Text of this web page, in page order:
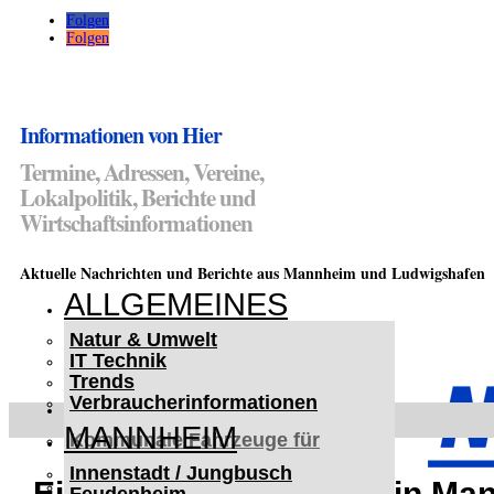
Folgen
Folgen
Informationen von Hier
Termine, Adressen, Vereine,
Lokalpolitik, Berichte und
Wirtschaftsinformationen
Aktuelle Nachrichten und Berichte aus Mannheim und Ludwigshafen
ALLGEMEINES
Natur & Umwelt
IT Technik
Trends
Verbraucherinformationen
MANNHEIM
Innenstadt / Jungbusch
< UKRAINE >
Kommunale Fahrzeuge für
Czernowitz
Nutzfahrzeuge für Czernowitz